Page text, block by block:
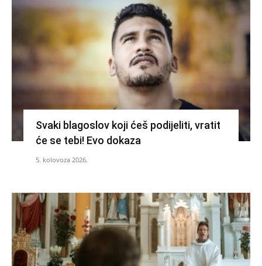
Svaki blagoslov koji ćeš podijeliti, vratit
će se tebi! Evo dokaza
5. kolovoza 2026.